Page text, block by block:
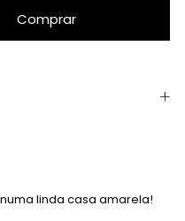
linda casa amarela!